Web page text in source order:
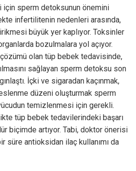
sperm detoksunun önemini
infertilitenin nedenleri arasında,
büyük yer kaplıyor. Toksinler
bozulmalara yol açıyor.
olan tüp bebek tedavisinde,
sağlayan sperm detoksu son
İçki ve sigaradan kaçınmak,
düzeni oluşturmak sperm
temizlenmesi için gerekli.
tüp bebek tedavilerindeki başarı
biçimde artıyor. Tabi, doktor önerisi
süre antioksidan ilaç kullanımı da